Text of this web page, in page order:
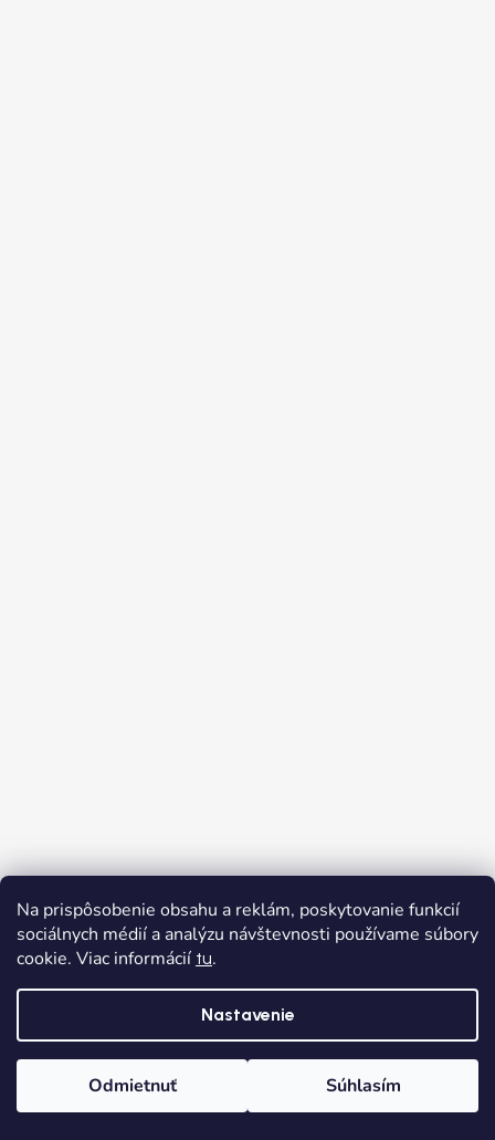
Na prispôsobenie obsahu a reklám, poskytovanie funkcií
sociálnych médií a analýzu návštevnosti používame súbory
cookie. Viac informácií tu.
Nastavenie
Odmietnuť Súhlasím
Sledovať na Instagrame